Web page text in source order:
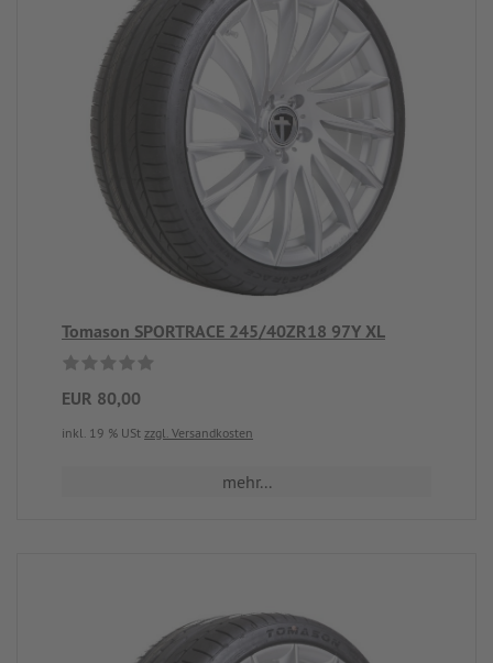
Tomason SPORTRACE 245/40ZR18 97Y XL
EUR 80,00
inkl. 19 % USt zzgl. Versandkosten
mehr...